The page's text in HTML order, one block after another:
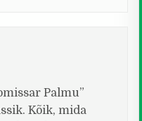
Palmu”
Kõik, mida